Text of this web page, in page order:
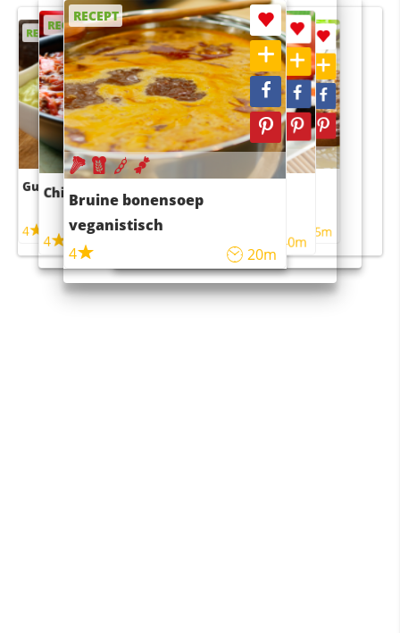
RECEPT
Guacamole
4
RECEPT
Chili con carne
4 45m
RECEPT
Bruine bonensoep
veganistisch
4
20m
RECEPT
Sushi rijstsalade
maaltijdsalade
40m
RECEPT
4 55m